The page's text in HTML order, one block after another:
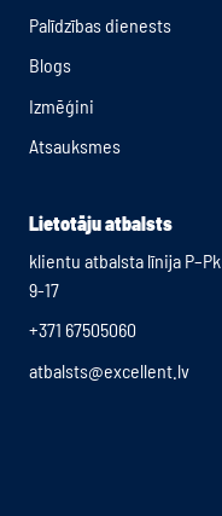
Palīdzības dienests
Blogs
Izmēģini
Atsauksmes
Lietotāju atbalsts
klientu atbalsta līnija P–Pk
9-17
+371 67505060
atbalsts@excellent.lv